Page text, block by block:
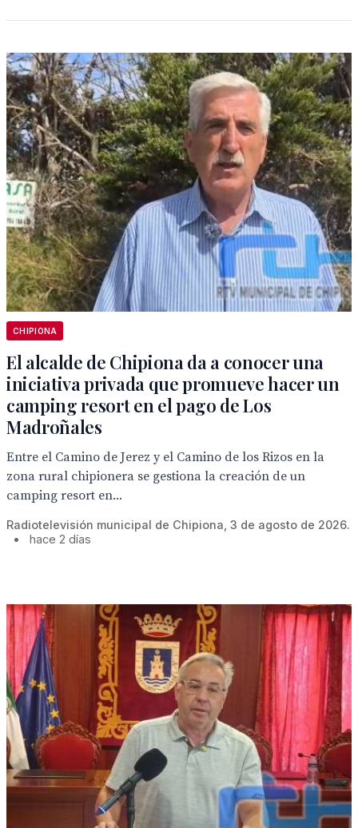
CHIPIONA
El alcalde de Chipiona da a conocer una
iniciativa privada que promueve hacer un
camping resort en el pago de Los
Madroñales
Entre el Camino de Jerez y el Camino de los Rizos en la
zona rural chipionera se gestiona la creación de un
camping resort en...
Radiotelevisión municipal de Chipiona, 3 de agosto de 2026.
•
hace 2 días